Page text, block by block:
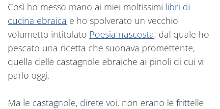
Così ho messo mano ai miei moltissimi libri di
cucina ebraica e ho spolverato un vecchio
volumetto intitolato Poesia nascosta, dal quale ho
pescato una ricetta che suonava promettente,
quella delle castagnole ebraiche ai pinoli di cui vi
parlo oggi.
Ma le castagnole, direte voi, non erano le frittelle